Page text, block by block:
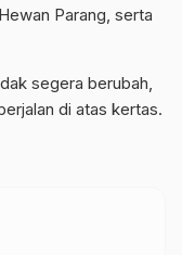
Parang, serta
segera berubah,
di atas kertas.